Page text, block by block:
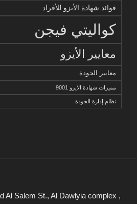
فوائد شهادة الأيزو للأفراد
كواليتي فيجن
معايير الأيزو
معايير الجودة
مميزات شهادة الايزو 9001
نظام إدارة الجودة
Al Salem St., Al Dawlyia complex ,